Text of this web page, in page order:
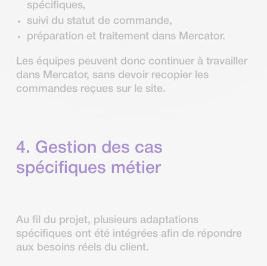
spécifiques,
suivi du statut de commande,
préparation et traitement dans Mercator.
Les équipes peuvent donc continuer à travailler
dans Mercator, sans devoir recopier les
commandes reçues sur le site.
4. Gestion des cas
spécifiques métier
Au fil du projet, plusieurs adaptations
spécifiques ont été intégrées afin de répondre
aux besoins réels du client.